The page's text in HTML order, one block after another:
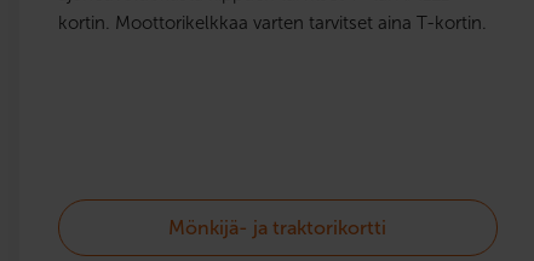
kortin. Moottorikelkkaa varten tarvitset aina T-kortin.
Mönkijä- ja traktorikortti